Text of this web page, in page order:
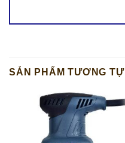
SẢN PHẨM TƯƠNG TỰ